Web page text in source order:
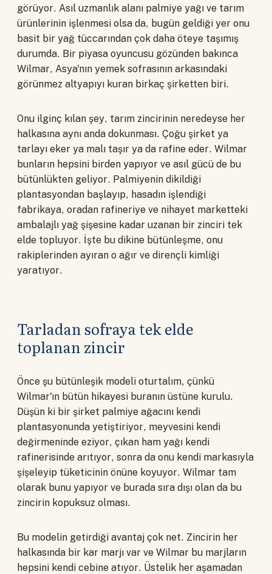
görüyor. Asıl uzmanlık alanı palmiye yağı ve tarım
ürünlerinin işlenmesi olsa da, bugün geldiği yer onu
basit bir yağ tüccarından çok daha öteye taşımış
durumda. Bir piyasa oyuncusu gözünden bakınca
Wilmar, Asya'nın yemek sofrasının arkasındaki
görünmez altyapıyı kuran birkaç şirketten biri.
Onu ilginç kılan şey, tarım zincirinin neredeyse her
halkasına aynı anda dokunması. Çoğu şirket ya
tarlayı eker ya malı taşır ya da rafine eder. Wilmar
bunların hepsini birden yapıyor ve asıl gücü de bu
bütünlükten geliyor. Palmiyenin dikildiği
plantasyondan başlayıp, hasadın işlendiği
fabrikaya, oradan rafineriye ve nihayet marketteki
ambalajlı yağ şişesine kadar uzanan bir zinciri tek
elde topluyor. İşte bu dikine bütünleşme, onu
rakiplerinden ayıran o ağır ve dirençli kimliği
yaratıyor.
Tarladan sofraya tek elde
toplanan zincir
Önce şu bütünleşik modeli oturtalım, çünkü
Wilmar'ın bütün hikayesi buranın üstüne kurulu.
Düşün ki bir şirket palmiye ağacını kendi
plantasyonunda yetiştiriyor, meyvesini kendi
değirmeninde eziyor, çıkan ham yağı kendi
rafinerisinde arıtıyor, sonra da onu kendi markasıyla
şişeleyip tüketicinin önüne koyuyor. Wilmar tam
olarak bunu yapıyor ve burada sıra dışı olan da bu
zincirin kopuksuz olması.
Bu modelin getirdiği avantaj çok net. Zincirin her
halkasında bir kar marjı var ve Wilmar bu marjların
hepsini kendi cebine atıyor. Üstelik her aşamadan